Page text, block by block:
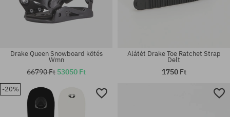
univerzális méret
Drake Queen Snowboard kötés
Wmn
66790 Ft 53050 Ft
Alátét Drake Toe Ratchet Strap
Delt
1750 Ft
-20%